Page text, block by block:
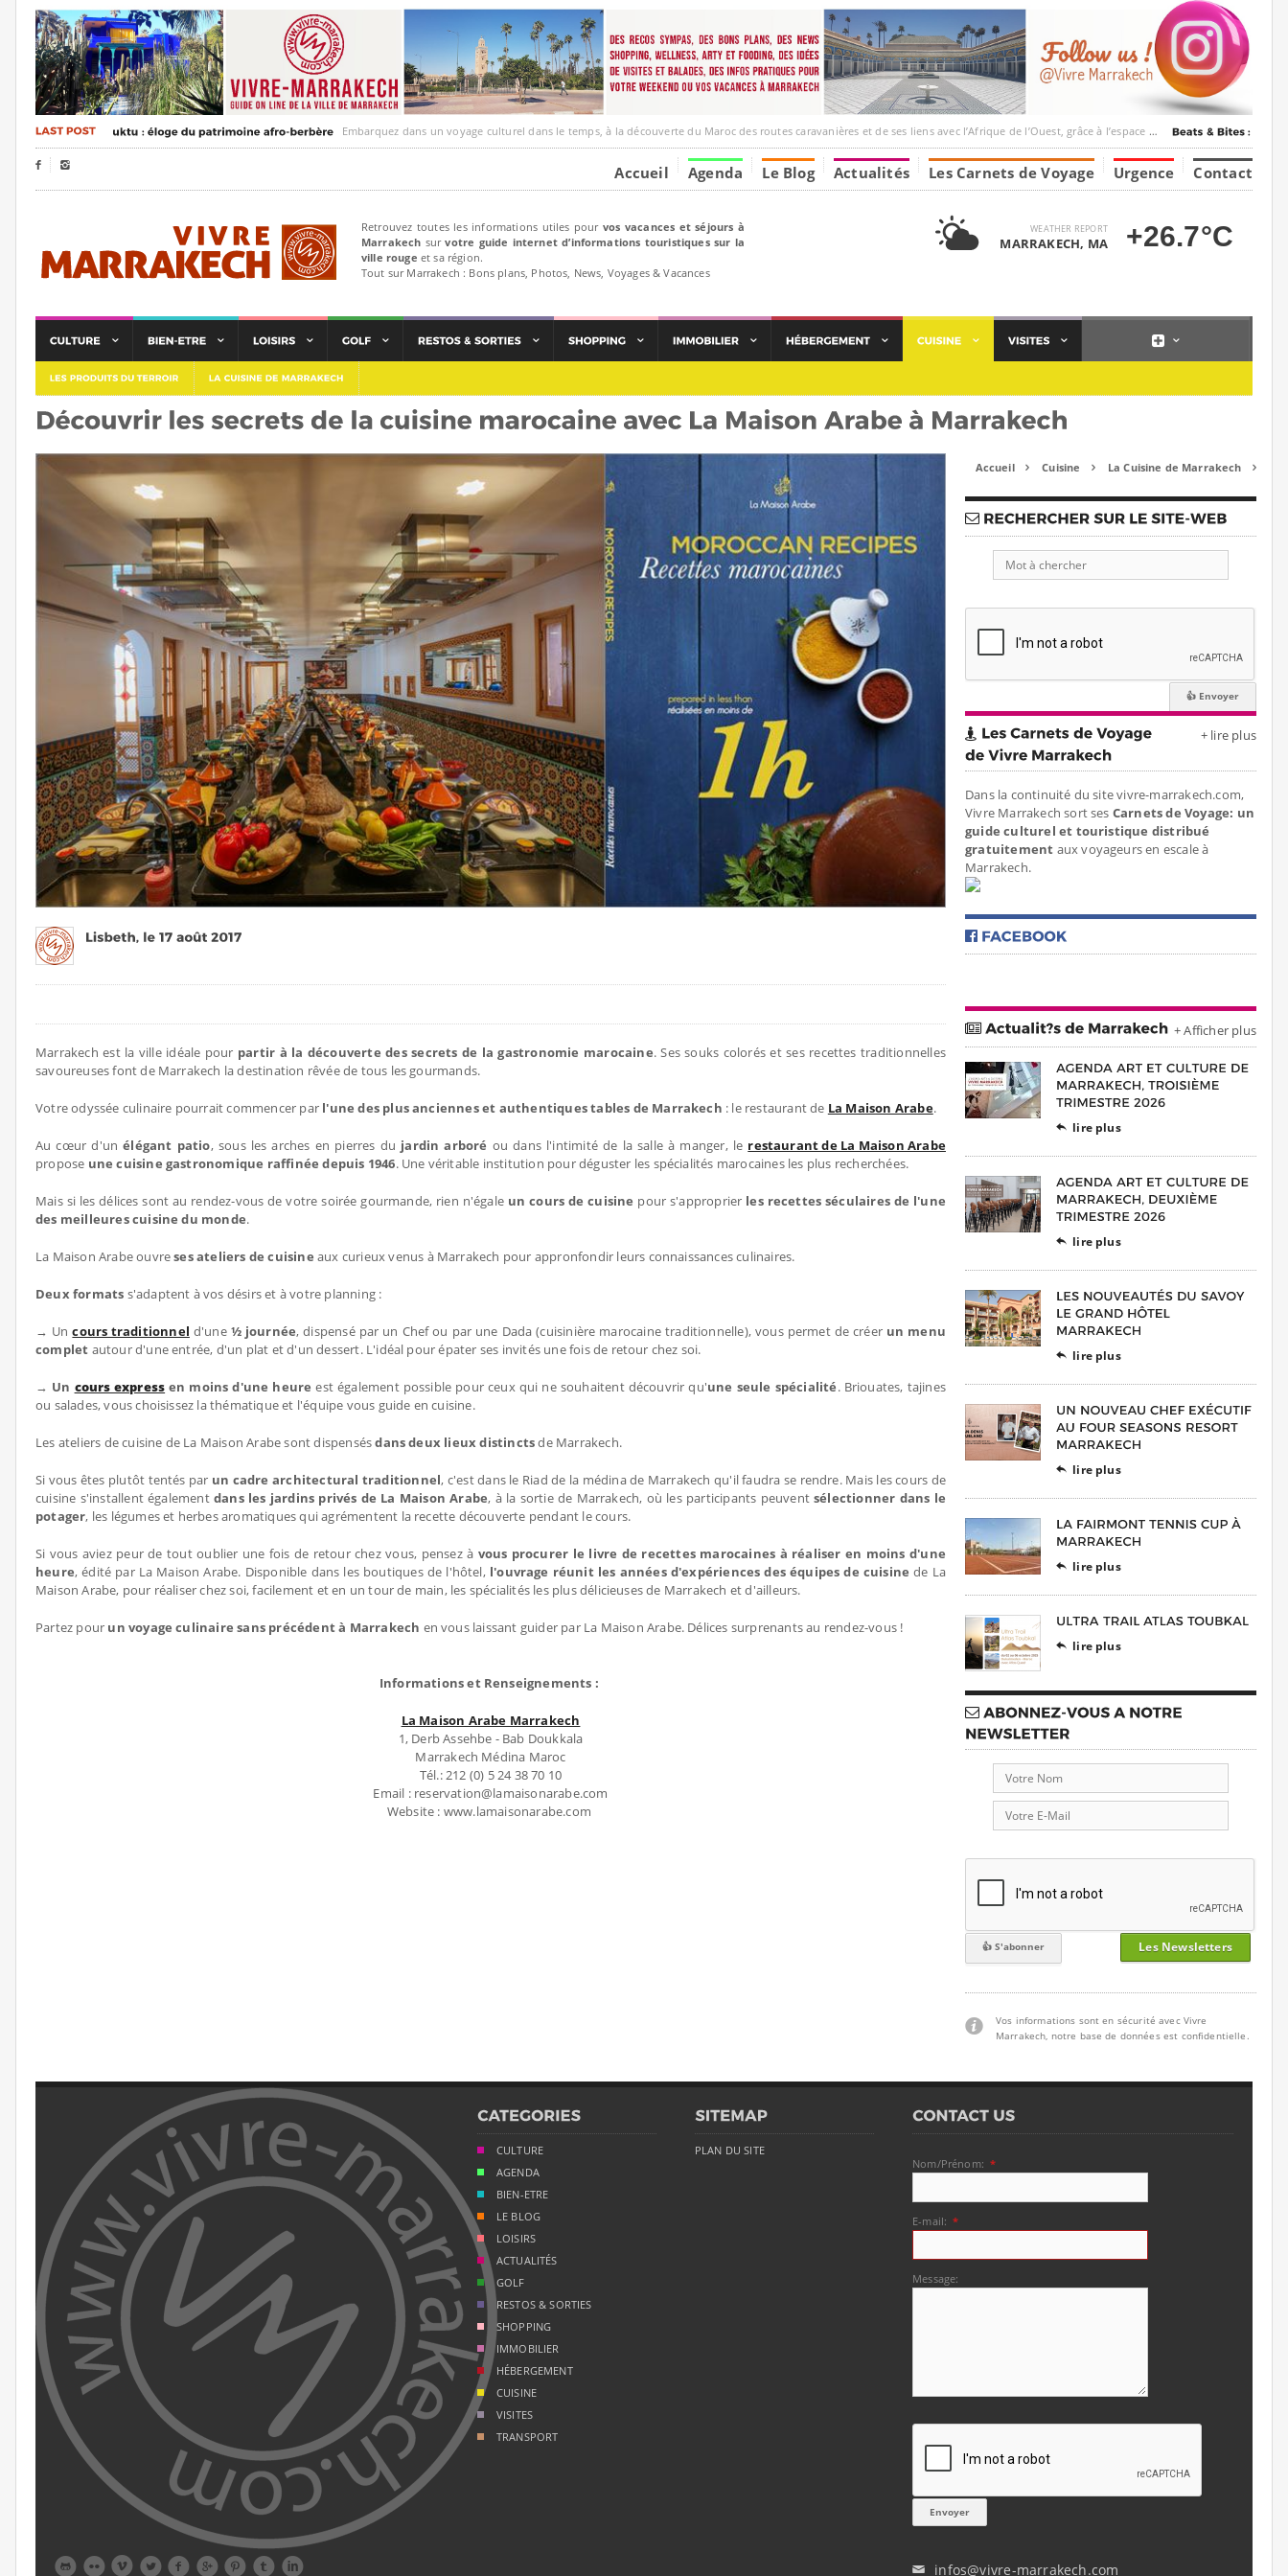
Embarquez dans un voyage culturel dans le temps, à la découverte du Maroc des routes caravanières et de ses liens avec l’Afrique de l’Ouest, grâce à l’espace Marrakesh-Tumbuktu.
  Accueil Agenda Le Blog Actualités Les Carnets de Voyage Urgence Contact
Retrouvez toutes les informations utiles pour vos vacances et séjours à
Marrakech survotre guide internet d’informations touristiques sur la
ville rouge et sa région.
Tout sur Marrakech : Bons plans, Photos, News, Voyages & Vacances
WEATHER REPORT
MARRAKECH, MA +26.7°C
Marrakech est la ville idéale pour partir à la découverte des secrets de la gastronomie marocaine. Ses souks colorés et ses recettes traditionnelles
savoureuses font de Marrakech la destination rêvée de tous les gourmands.
Votre odyssée culinaire pourrait commencer parl'une des plus anciennes et authentiques tables de Marrakech : le restaurant de La Maison Arabe.
Au cœur d'unélégant patio, sous les arches en pierres du jardin arboré ou dans l'intimité de la salle à manger, le restaurant de La Maison Arabe
propose une cuisine gastronomique raffinée depuis 1946. Une véritable institution pour déguster les spécialités marocaines les plus recherchées.
Mais si les délices sont au rendez-vous de votre soirée gourmande, rien n'égale un cours de cuisine pour s'approprier les recettes séculaires de l'une
des meilleures cuisine du monde.
La Maison Arabe ouvreses ateliers de cuisine aux curieux venus à Marrakech pour appronfondir leurs connaissances culinaires.
Deux formats s'adaptent à vos désirs et à votre planning :
→ Uncours traditionnel d'une ½ journée, dispensé par un Chef ou par une Dada (cuisinière marocaine traditionnelle), vous permet de créer un menu
complet autour d'une entrée, d'un plat et d'un dessert. L'idéal pour épater ses invités une fois de retour chez soi.
→ Un cours express en moins d'une heure est également possible pour ceux qui ne souhaitent découvrir qu'une seule spécialité. Briouates, tajines
ou salades, vous choisissez la thématique et l'équipe vous guide en cuisine.
Les ateliers de cuisine de La Maison Arabe sont dispensésdans deux lieux distinctsde Marrakech.
Si vous êtes plutôt tentés par un cadre architectural traditionnel, c'est dans le Riad de la médina de Marrakech qu'il faudra se rendre. Mais les cours de
cuisine s'installent égalementdans les jardins privés de La Maison Arabe, à la sortie de Marrakech, où les participants peuventsélectionner dans le
potager, les légumes et herbes aromatiques qui agrémentent la recette découverte pendant le cours.
Si vous aviez peur de tout oublier une fois de retour chez vous, pensez à vous procurer le livre de recettes marocaines à réaliser en moins d'une
heure, édité par La Maison Arabe. Disponible dans les boutiques de l'hôtel,l'ouvrage réunit les années d'expériences des équipes de cuisinede La
Maison Arabe, pour réaliser chez soi, facilement et en un tour de main, les spécialités les plus délicieuses de Marrakech et d'ailleurs.
Partez pour un voyage culinaire sans précédent à Marrakech en vous laissant guider par La Maison Arabe. Délices surprenants au rendez-vous !
Informations et Renseignements :
La Maison Arabe Marrakech
1, Derb Assehbe - Bab Doukkala
Marrakech Médina Maroc
Tél.: 212 (0) 5 24 38 70 10
Email : reservation@lamaisonarabe.com
Website : www.lamaisonarabe.com
Accueil  Cuisine  La Cuisine de Marrakech 
+ lire plus
Dans la continuité du site vivre-marrakech.com,
Vivre Marrakech sort ses Carnets de Voyage: un
guide culturel et touristique distribué
gratuitement aux voyageurs en escale à
Marrakech.
+ Afficher plus
 lire plus
 lire plus
 lire plus
 lire plus
 lire plus
 lire plus
Les Newsletters
Vos informations sont en sécurité avec Vivre
Marrakech, notre base de données est confidentielle.
        
CULTURE
AGENDA
BIEN-ETRE
LE BLOG
LOISIRS
ACTUALITÉS
GOLF
RESTOS & SORTIES
SHOPPING
IMMOBILIER
HÉBERGEMENT
CUISINE
VISITES
TRANSPORT
PLAN DU SITE
Nom/Prénom: *
E-mail: *
Message:
✉ infos@vivre-marrakech.com